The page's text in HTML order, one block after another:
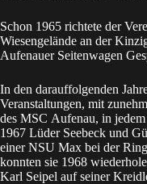
Schon 1965 richtete der
Wiesengelände an der
Aufenauer Seitenwagen
In den darauffolgenden
Veranstaltungen, mit
des MSC Aufenau, in
1967 Lüder Seebeck und
einer NSU Max bei der
konnten sie 1968
Karl Seipel auf seiner